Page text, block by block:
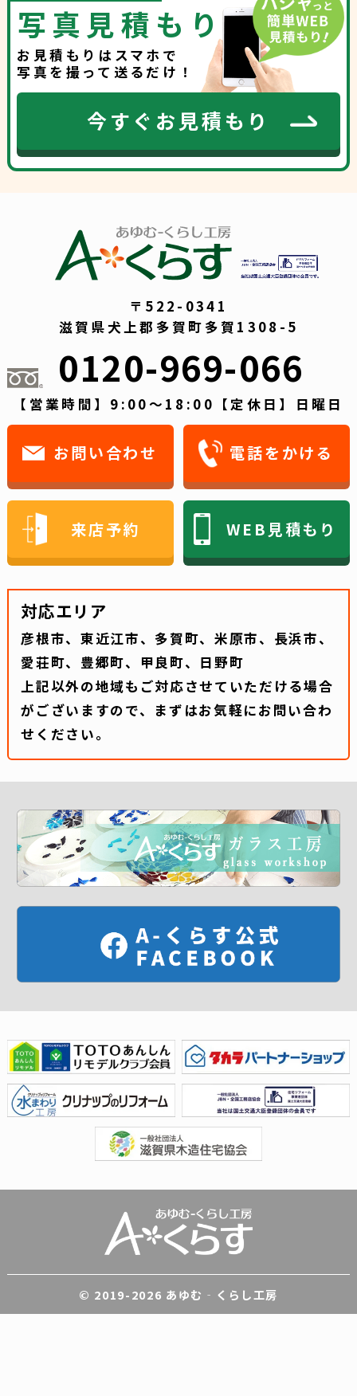
お見積もりはスマホで
写真を撮って送るだけ！
写真見積もり
今すぐお見積もり
〒522-0341
滋賀県犬上郡多賀町多賀1308-5
0120-969-066
【営業時間】9:00～18:00【定休日】日曜日
お問い合わせ 電話をかける
来店予約 WEB見積もり
対応エリア
彦根市、東近江市、多賀町、米原市、長浜市、
愛荘町、豊郷町、甲良町、日野町
上記以外の地域もご対応させていただける場合
がございますので、まずはお気軽にお問い合わ
せください。
© 2019-2026 あゆむ‐くらし工房